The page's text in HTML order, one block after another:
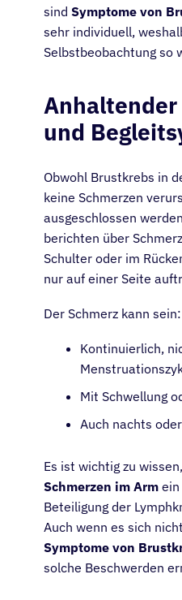
Patienten
Ärzte
sind Symptome von
sehr individuell,
Selbstbeobachtung so
Anhaltender
und
Obwohl Brustkrebs in
keine Schmerzen
ausgeschlossen
berichten über
Schulter oder im
nur auf einer Seite
Der Schmerz kann sein:
Kontinuierlich,
Mit Schwellung
Auch nachts
Es ist wichtig zu
Schmerzen im Arm ein
Beteiligung der
Auch wenn es sich
Symptome von
solche Beschwerden